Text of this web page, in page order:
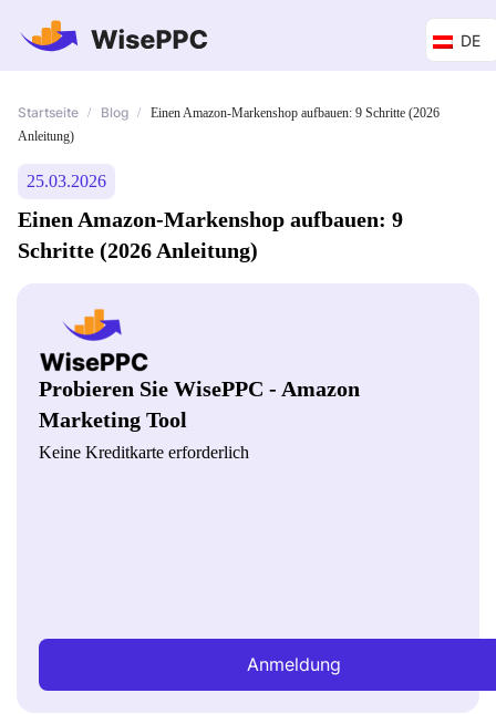
DE
Startseite / Blog /
Einen Amazon-Markenshop aufbauen: 9 Schritte (2026
Anleitung)
25.03.2026
Einen Amazon-Markenshop aufbauen: 9
Schritte (2026 Anleitung)
Probieren Sie WisePPC - Amazon
Marketing Tool
Keine Kreditkarte erforderlich
Anmeldung